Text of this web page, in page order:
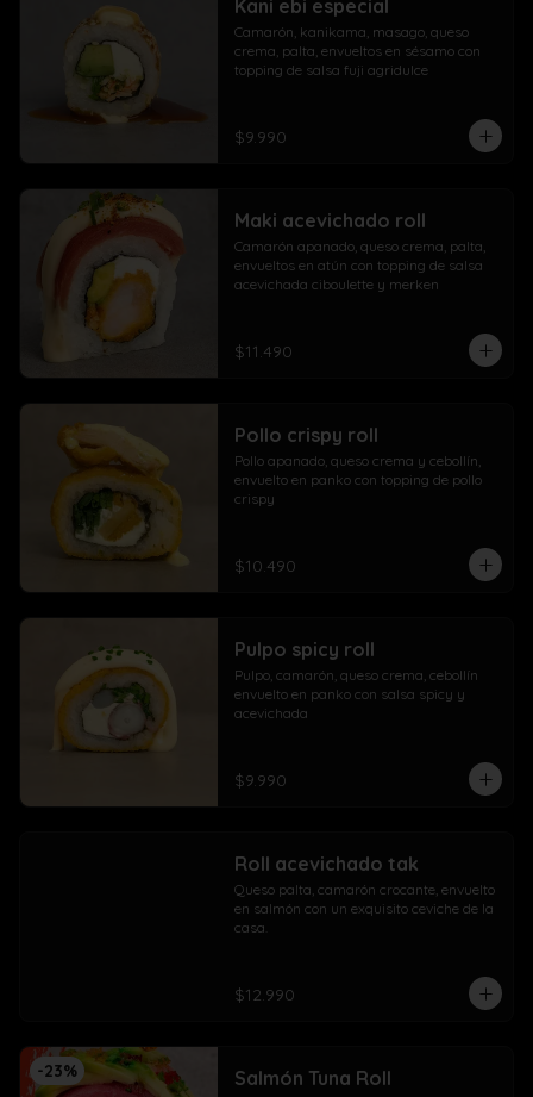
Kani ebi especial
Camarón, kanikama, masago, queso
crema, palta, envueltos en sésamo con
topping de salsa fuji agridulce
$9.990
Maki acevichado roll
Camarón apanado, queso crema, palta,
envueltos en atún con topping de salsa
acevichada ciboulette y merken
$11.490
Pollo crispy roll
Pollo apanado, queso crema y cebollín,
envuelto en panko con topping de pollo
crispy
$10.490
Pulpo spicy roll
Pulpo, camarón, queso crema, cebollín
envuelto en panko con salsa spicy y
acevichada
$9.990
Roll acevichado tak
Queso palta, camarón crocante, envuelto
en salmón con un exquisito ceviche de la
casa.
$12.990
-23% Salmón Tuna Roll